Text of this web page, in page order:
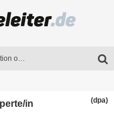
KI im Bildungswesen: Revolution oder Risiko für Schulen und Universitäten?
Seminare als Motivationsmotor – Wie Weiterbildung Mitarbeiter nachhaltig begeistert in (dpa)